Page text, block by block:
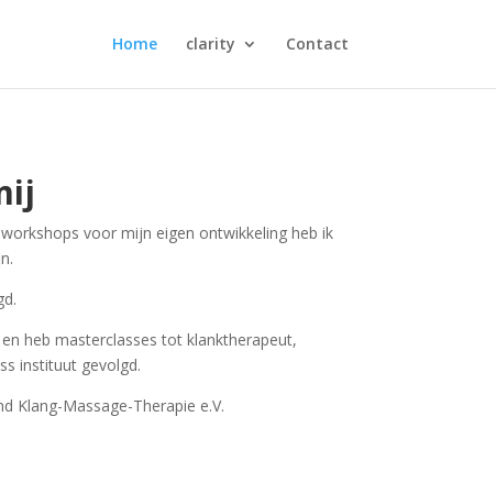
Home clarity Contact
voor mijn eigen ontwikkeling heb ik
heb masterclasses tot klanktherapeut,
instituut gevolgd.
Klang-Massage-Therapie e.V.